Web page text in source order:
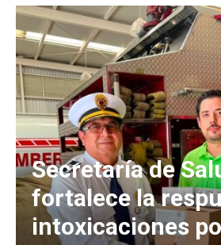
Secretaría de
fortalece la
intoxicaciones